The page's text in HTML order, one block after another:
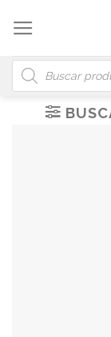
content
Búsqueda
de
productos